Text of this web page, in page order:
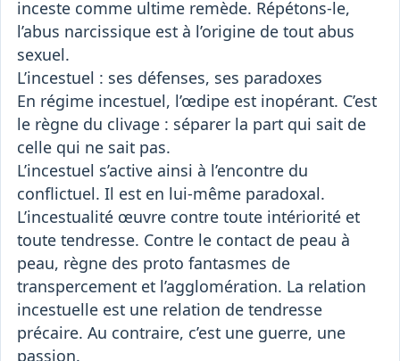
inceste comme ultime remède. Répétons-le,
l’abus narcissique est à l’origine de tout abus
sexuel.
L’incestuel : ses défenses, ses paradoxes
En régime incestuel, l’œdipe est inopérant. C’est
le règne du clivage : séparer la part qui sait de
celle qui ne sait pas.
L’incestuel s’active ainsi à l’encontre du
conflictuel. Il est en lui-même paradoxal.
L’incestualité œuvre contre toute intériorité et
toute tendresse. Contre le contact de peau à
peau, règne des proto fantasmes de
transpercement et l’agglomération. La relation
incestuelle est une relation de tendresse
précaire. Au contraire, c’est une guerre, une
passion.